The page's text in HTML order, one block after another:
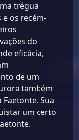
trégua
e os recém-
do
eficácia,
de um
também
Sua
um certo